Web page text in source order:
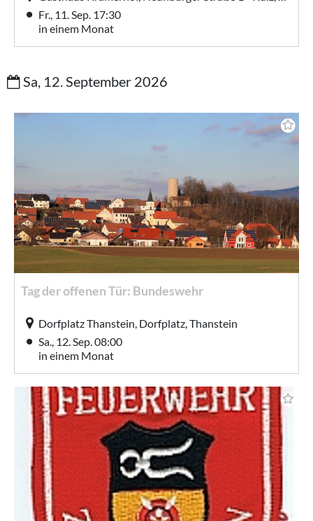
Fr., 11. Sep. 17:30
in einem Monat
Sa, 12. September 2026
Tag der offenen Tür: Bundeswehr
Dorfplatz Thanstein, Dorfplatz, Thanstein
Sa., 12. Sep. 08:00
in einem Monat